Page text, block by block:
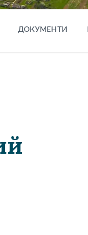
ДОКУМЕНТИ